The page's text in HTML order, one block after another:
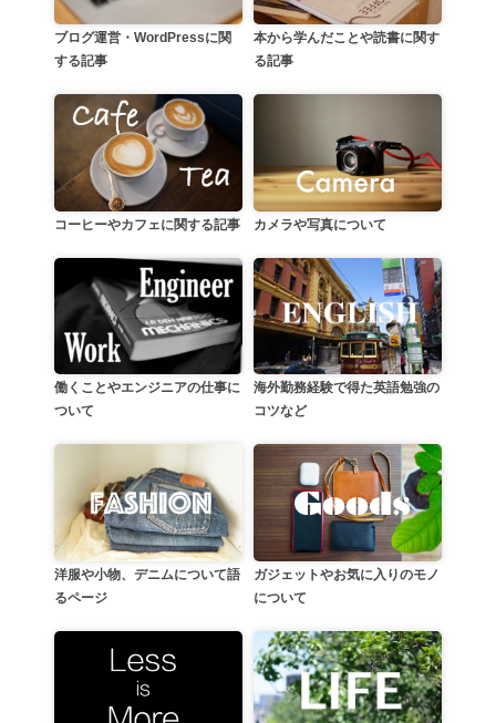
ブログ運営・WordPressに関
する記事
本から学んだことや読書に関す
る記事
コーヒーやカフェに関する記事 カメラや写真について
働くことやエンジニアの仕事に
ついて
海外勤務経験で得た英語勉強の
コツなど
洋服や小物、デニムについて語
るページ
ガジェットやお気に入りのモノ
について